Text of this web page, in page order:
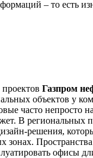
– то есть
Газпром
объектов у
часто непросто
В региональных
решения,
офисы